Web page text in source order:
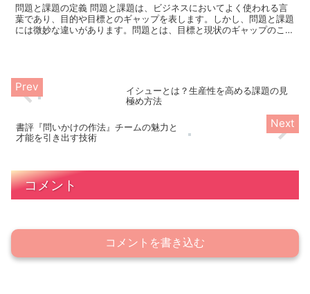
問題と課題の定義 問題と課題は、ビジネスにおいてよく使われる言
葉であり、目的や目標とのギャップを表します。しかし、問題と課題
には微妙な違いがあります。問題とは、目標と現状のギャップのこと
イシューとは？生産性を高める課題の見
極め方法
書評『問いかけの作法』チームの魅力と
才能を引き出す技術
コメント
コメントを書き込む